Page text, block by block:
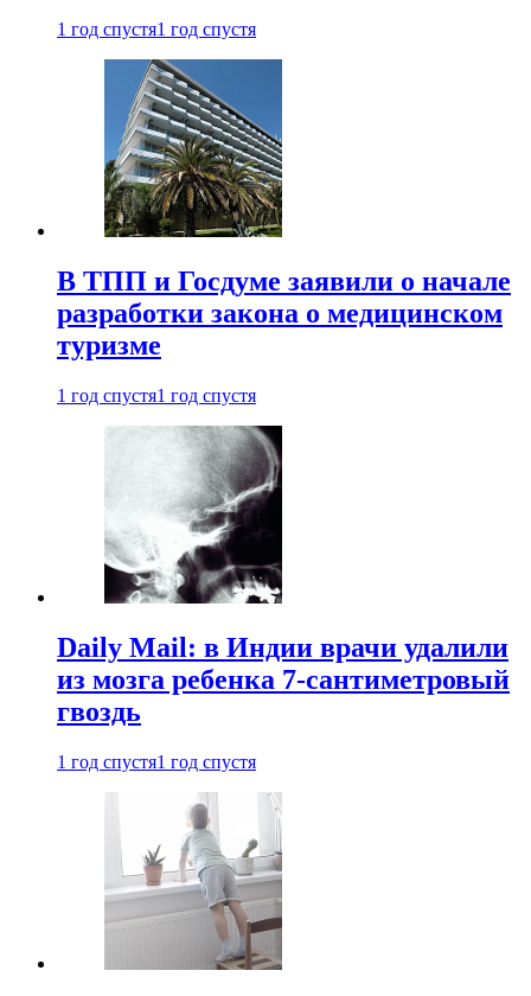
1 год спустя1 год спустя
В ТПП и Госдуме заявили о начале
разработки закона о медицинском
туризме
1 год спустя1 год спустя
Daily Mail: в Индии врачи удалили
из мозга ребенка 7-сантиметровый
гвоздь
1 год спустя1 год спустя